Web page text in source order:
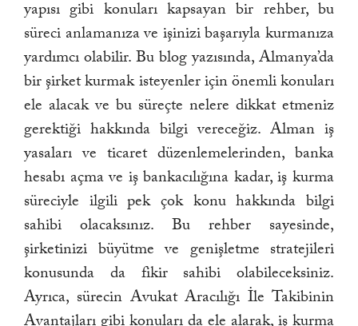
yapısı gibi konuları kapsayan bir rehber, bu
süreci anlamanıza ve işinizi başarıyla kurmanıza
yardımcı olabilir. Bu blog yazısında, Almanya’da
bir şirket kurmak isteyenler için önemli konuları
ele alacak ve bu süreçte nelere dikkat etmeniz
gerektiği hakkında bilgi vereceğiz. Alman iş
yasaları ve ticaret düzenlemelerinden, banka
hesabı açma ve iş bankacılığına kadar, iş kurma
süreciyle ilgili pek çok konu hakkında bilgi
sahibi olacaksınız. Bu rehber sayesinde,
şirketinizi büyütme ve genişletme stratejileri
konusunda da fikir sahibi olabileceksiniz.
Ayrıca, sürecin Avukat Aracılığı İle Takibinin
Avantajları gibi konuları da ele alarak, iş kurma